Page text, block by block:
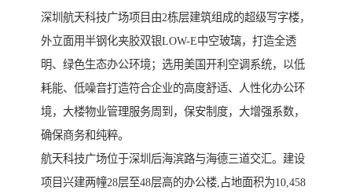
深圳航天科技广场项目由2栋层建筑组成的超级写字楼，
外立面用半钢化夹胶双银LOW-E中空玻璃，打造全透
明、绿色生态办公环境；选用美国开利空调系统，以低
耗能、低噪音打造符合企业的高度舒适、人性化办公环
境，大楼物业管理服务周到，保安制度，大增强系数，
确保商务和纯粹。
航天科技广场位于深圳后海滨路与海德三道交汇。建设
项目兴建两幢28层至48层高的办公楼,占地面积为10,458